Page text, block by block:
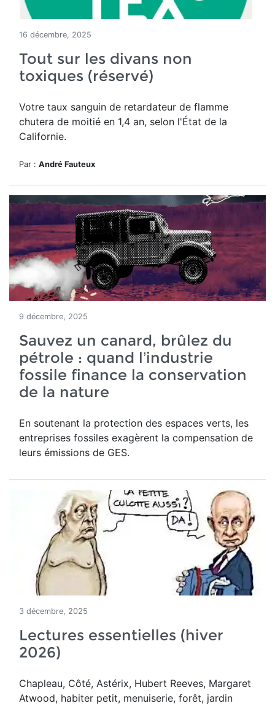
16 décembre, 2025
Tout sur les divans non
toxiques (réservé)
Votre taux sanguin de retardateur de flamme
chutera de moitié en 1,4 an, selon l'État de la
Californie.
Par : André Fauteux
9 décembre, 2025
Sauvez un canard, brûlez du
pétrole : quand l’industrie
fossile finance la conservation
de la nature
En soutenant la protection des espaces verts, les
entreprises fossiles exagèrent la compensation de
leurs émissions de GES.
3 décembre, 2025
Lectures essentielles (hiver
2026)
Chapleau, Côté, Astérix, Hubert Reeves, Margaret
Atwood, habiter petit, menuiserie, forêt, jardin